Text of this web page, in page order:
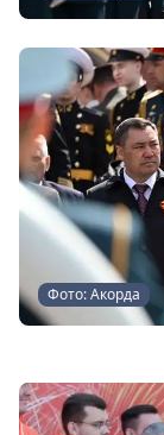
Фото: Акорда